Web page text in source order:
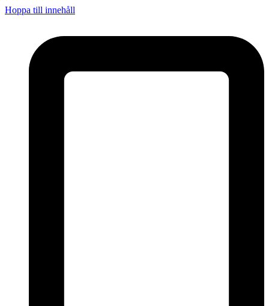
Hoppa till innehåll